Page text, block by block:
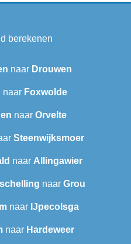
berekenen
naar Drouwen
naar Foxwolde
naar Orvelte
Steenwijksmoer
naar Allingawier
naar Grou
naar IJpecolsga
naar Hardeweer